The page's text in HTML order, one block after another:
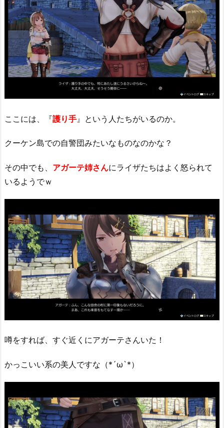
ここには、『護り手 』という人たちがいるのか。
クーケン島での自警団みたいなものなのかな？
その中でも、 アガーテ姉さんにライザたちはよく怒られて
いるようでｗ
噂をすれば、すぐ近くにアガーテさんいた！
かっこいい系の美人ですな（*´ω`*）